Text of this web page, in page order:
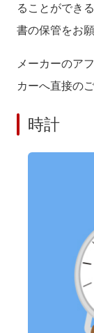
ることができ
書の保管をお願
メーカーのア
カーへ直接の
時計